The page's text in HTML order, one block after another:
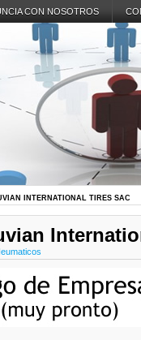
CON NOSOTROS
INTERNATIONAL TIRES SAC